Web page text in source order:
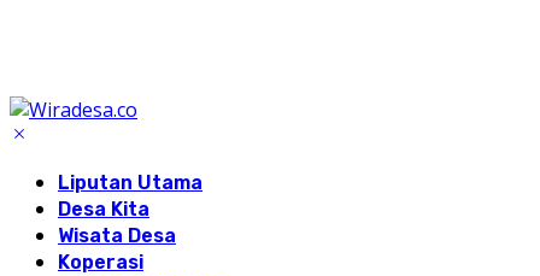
Liputan Utama
Desa Kita
Wisata Desa
Koperasi